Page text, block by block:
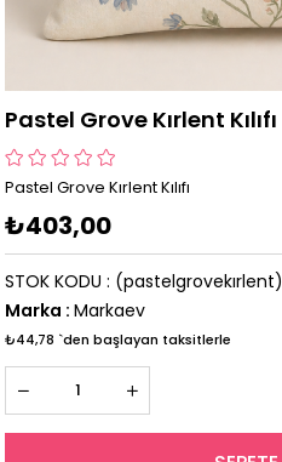
Pastel Grove Kırlent Kılıfı
Pastel Grove Kırlent Kılıfı
₺403,00
(pastelgrovekırlent)
STOK KODU
Marka : Markaev
₺44,78 `den başlayan taksitlerle